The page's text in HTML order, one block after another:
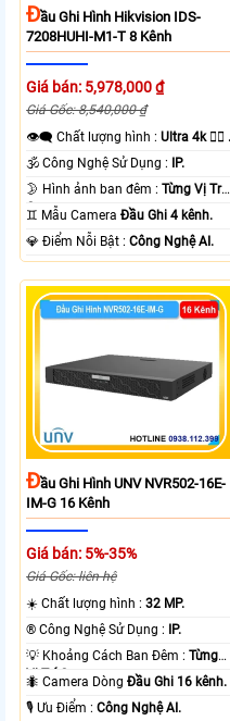
ĐẦu Ghi Hình Hikvision IDS-
7208HUHI-M1-T 8 Kênh
Giá bán: 5,978,000 ₫
Giá Gốc: 8,540,000 ₫
👁️‍🗨 Chất lượng hình :Ultra 4k 👍🏾 .
🕉️ Công Nghệ Sử Dụng :
IP.
🌛 Hình ảnh ban đêm :Từng Vị Trí
Camera .
♊ Mẫu CameraĐầu Ghi 4 kênh.
️💎 Điểm Nỗi Bật :Công Nghệ AI.
ĐẦu Ghi Hình UNV NVR502-16E-
IM-G 16 Kênh
Giá bán: 5%-35%
Giá Gốc: liên hệ
☀️ Chất lượng hình :32 MP.
®️ Công Nghệ Sử Dụng :
IP.
💡 Khoảng Cách Ban Đêm :Từng
Vị Trí Camera .
🐜 Camera DòngĐầu Ghi 16 kênh.
️🎙 Ưu Điểm :Công Nghệ AI.